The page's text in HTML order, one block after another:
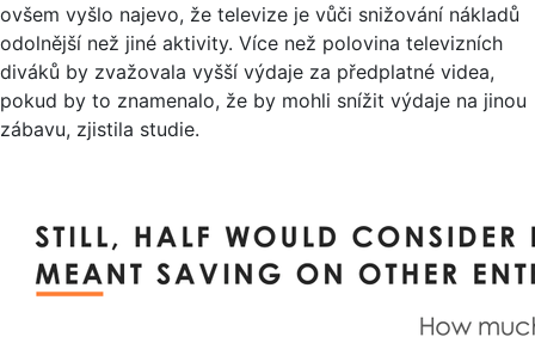
ovšem vyšlo najevo, že televize je vůči snižování nákladů
odolnější než jiné aktivity. Více než polovina televizních
diváků by zvažovala vyšší výdaje za předplatné videa,
pokud by to znamenalo, že by mohli snížit výdaje na jinou
zábavu, zjistila studie.